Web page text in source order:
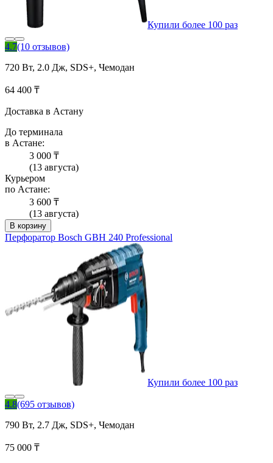
Купили более 100 раз
4.7(10 отзывов)
720 Вт, 2.0 Дж, SDS+, Чемодан
64 400 ₸
Доставка в Астану
До терминала
в Астане:
3 000 ₸
(13 августа)
Курьером
по Астане:
3 600 ₸
(13 августа)
В корзину
Перфоратор Bosch GBH 240 Professional
Купили более 100 раз
4.8(695 отзывов)
790 Вт, 2.7 Дж, SDS+, Чемодан
75 000 ₸